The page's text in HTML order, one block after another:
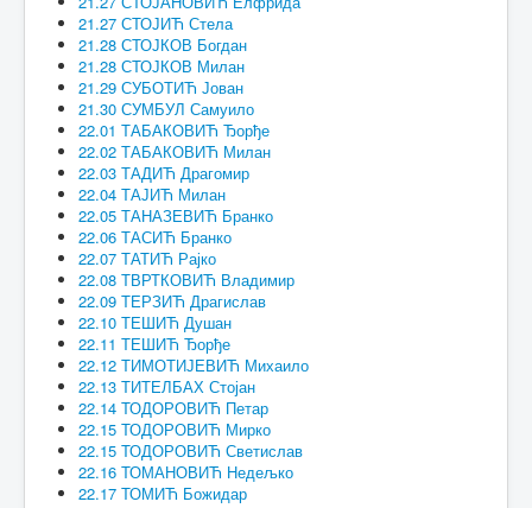
21.27 СТОЈИЋ Стела
21.28 СТОЈКОВ Богдан
21.28 СТОЈКОВ Милан
21.29 СУБОТИЋ Јован
21.30 СУМБУЛ Самуило
22.01 ТАБАКОВИЋ Ђорђе
22.02 ТАБАКОВИЋ Милан
22.03 ТАДИЋ Драгомир
22.04 ТАЈИЋ Милан
22.05 ТАНАЗЕВИЋ Бранко
22.06 ТАСИЋ Бранко
22.07 ТАТИЋ Рајко
22.08 ТВРТКОВИЋ Владимир
22.09 ТЕРЗИЋ Драгислав
22.10 ТЕШИЋ Душан
22.11 ТЕШИЋ Ђорђе
22.12 ТИМОТИЈЕВИЋ Михаило
22.13 ТИТЕЛБАХ Стојан
22.14 ТОДОРОВИЋ Петар
22.15 ТОДОРОВИЋ Мирко
22.15 ТОДОРОВИЋ Светислав
22.16 ТОМАНОВИЋ Недељко
22.17 ТОМИЋ Божидар